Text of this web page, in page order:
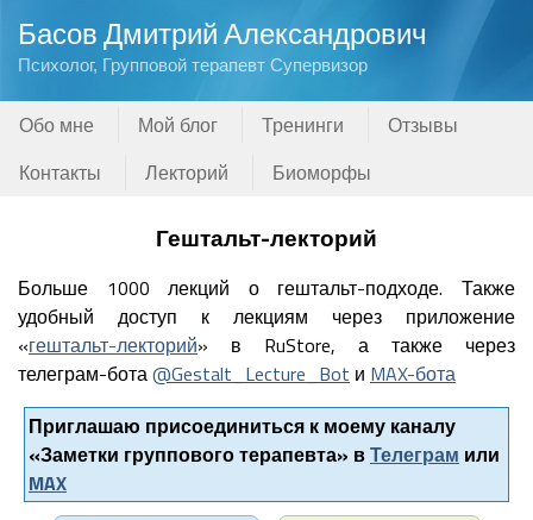
Басов Дмитрий Александрович
Психолог, Групповой терапевт Супервизор
Обо мне Мой блог Тренинги
Отзывы
Контакты
Лекторий Биоморфы
Гештальт-лекторий
Больше 1000 лекций о гештальт-подходе. Также
удобный доступ к лекциям через приложение
«гештальт-лекторий» в RuStore, а также через
телеграм-бота@Gestalt_Lecture_Bot и MAX-бота
Приглашаю присоединиться к моему каналу
«Заметки группового терапевта» вТелеграм или
MAX